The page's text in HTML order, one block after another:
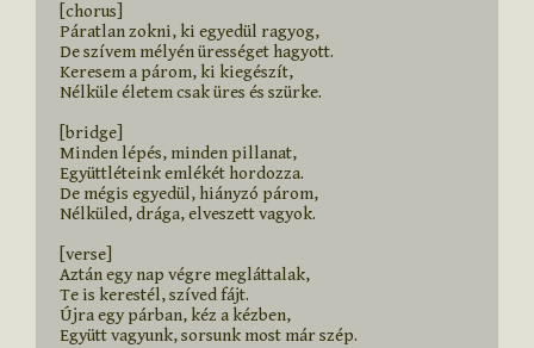
[chorus]
Páratlan zokni, ki egyedül ragyog,
De szívem mélyén ürességet hagyott.
Keresem a párom, ki kiegészít,
Nélküle életem csak üres és szürke.
[bridge]
Minden lépés, minden pillanat,
Együttléteink emlékét hordozza.
De mégis egyedül, hiányzó párom,
Nélküled, drága, elveszett vagyok.
[verse]
Aztán egy nap végre megláttalak,
Te is kerestél, szíved fájt.
Újra egy párban, kéz a kézben,
Együtt vagyunk, sorsunk most már szép.